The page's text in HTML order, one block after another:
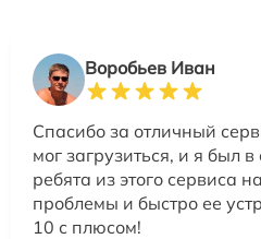
Воробьев Иван
Спасибо за отличный
мог загрузиться, и я был
ребята из этого сервиса
проблемы и быстро ее
10 с плюсом!